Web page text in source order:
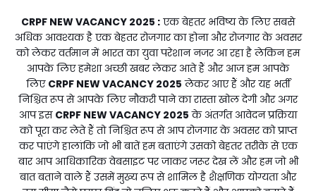
CRPF NEW VACANCY 2025 : एक बेहतर भविष्य के लिए सबसे
अधिक आवश्यक है एक बेहतर रोजगार का होना और रोजगार के अवसर
को लेकर वर्तमान में भारत का युवा परेशान नजर आ रहा है लेकिन हम
आपके लिए हमेशा अच्छी खबर लेकर आते हैं और आज हम आपके
लिए CRPF NEW VACANCY 2025 लेकर आए हैं और यह भर्ती
निश्चित रूप से आपके लिए नौकरी पाने का रास्ता खोल देगी और अगर
आप इस CRPF NEW VACANCY 2025 के अंतर्गत आवेदन प्रक्रिया
को पूरा कर लेते हैं तो निश्चित रूप से आप रोजगार के अवसर को प्राप्त
कर पाएंगे हालांकि जो भी बातें हम बताएंगे उसको बेहतर तरीके से एक
बार आप आधिकारिक वेबसाइट पर जाकर जरूर देख लें और हम जो भी
बात बताने वाले हैं उसमें मुख्य रूप से शामिल है शैक्षणिक योग्यता और